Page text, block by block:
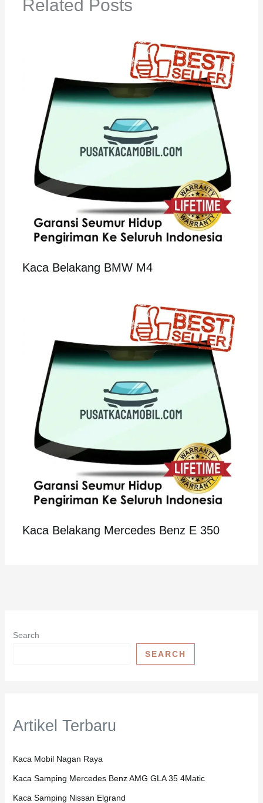
Related Posts
Kaca Belakang BMW M4
Kaca Belakang Mercedes Benz E 350
Search
SEARCH
Artikel Terbaru
Kaca Mobil Nagan Raya
Kaca Samping Mercedes Benz AMG GLA 35 4Matic
Kaca Samping Nissan Elgrand